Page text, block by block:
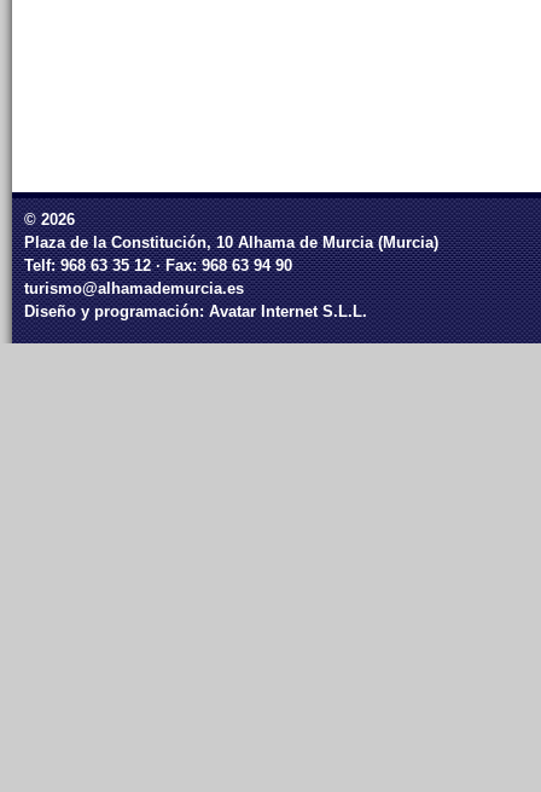
© 2026
Plaza de la Constitución, 10 Alhama de Murcia (Murcia)
Telf: 968 63 35 12 · Fax: 968 63 94 90
turismo@alhamademurcia.es
Diseño y programación:Avatar Internet S.L.L.